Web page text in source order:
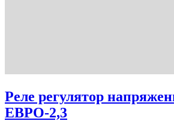
Реле регулятор
ЕВРО-2,3